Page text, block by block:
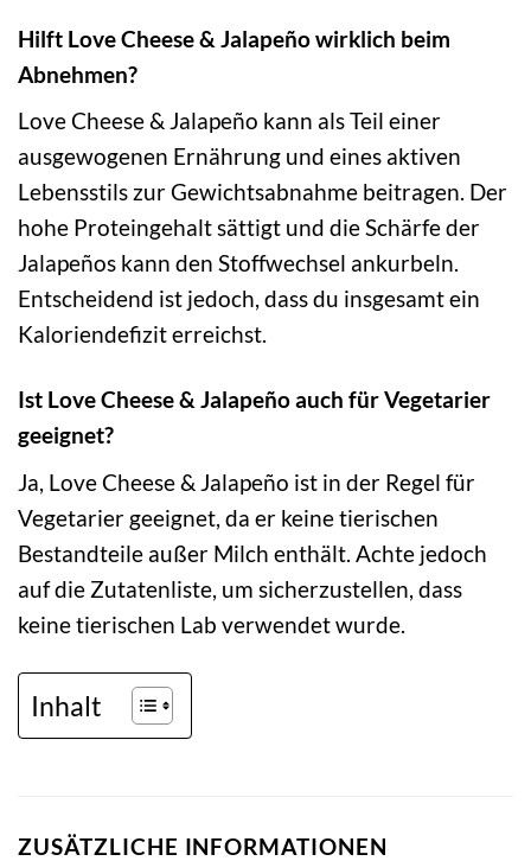
Hilft Love Cheese & Jalapeño wirklich beim
Abnehmen?
Love Cheese & Jalapeño kann als Teil einer
ausgewogenen Ernährung und eines aktiven
Lebensstils zur Gewichtsabnahme beitragen. Der
hohe Proteingehalt sättigt und die Schärfe der
Jalapeños kann den Stoffwechsel ankurbeln.
Entscheidend ist jedoch, dass du insgesamt ein
Kaloriendefizit erreichst.
Ist Love Cheese & Jalapeño auch für Vegetarier
geeignet?
Ja, Love Cheese & Jalapeño ist in der Regel für
Vegetarier geeignet, da er keine tierischen
Bestandteile außer Milch enthält. Achte jedoch
auf die Zutatenliste, um sicherzustellen, dass
keine tierischen Lab verwendet wurde.
Inhalt
ZUSÄTZLICHE INFORMATIONEN